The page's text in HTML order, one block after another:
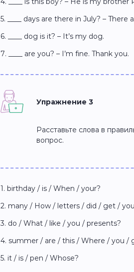
5. ____ days are there in July? – There
6. ____ dog is it? – It’s my dog.
7. ____ are you? – I’m fine. Thank you.
Упражнение 3
Расставьте слова в
вопрос.
1. birthday / is / When / your?
2. many / How / letters / did / get /
3. do / What / like / you / presents?
4. summer / are / this / Where / you /
5. it / is / pen / Whose?